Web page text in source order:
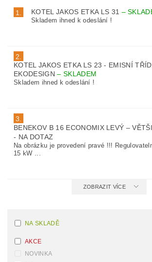
1. KOTEL JAKOS ETKA LS 31 –
Skladem ihned k odeslání !
2.
KOTEL JAKOS ETKA LS 23 - EMISNÍ
EKODESIGN– SKLADEM
Skladem ihned k odeslání !
3.
BENEKOV B 16 ECONOMIX LEVÝ –
- NA DOTAZ
Na obrázku je provedení pravé !!!
15 kW ...
ZOBRAZIT VÍCE
NA SKLADĚ
AKCE
NOVINKA